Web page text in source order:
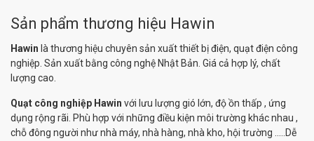
Sản phẩm thương hiệu Hawin
Hawin là thương hiệu chuyên sản xuất thiết bị điện, quạt điện công
nghiệp. Sản xuất bằng công nghệ Nhật Bản. Giá cả hợp lý, chất
lượng cao.
Quạt công nghiệp Hawin với lưu lượng gió lớn, độ ồn thấp , ứng
dụng rộng rãi. Phù hợp với những điều kiện môi trường khác nhau ,
chỗ đông người như nhà máy, nhà hàng, nhà kho, hội trường .....Dễ